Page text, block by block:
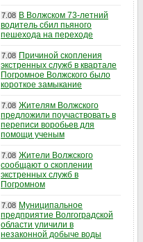
7.08 В Волжском 73-летний
водитель сбил пьяного
пешехода на переходе
7.08 Причиной скопления
экстренных служб в квартале
Погромное Волжского было
короткое замыкание
7.08 Жителям Волжского
предложили поучаствовать в
переписи воробьев для
помощи ученым
7.08 Жители Волжского
сообщают о скоплении
экстренных служб в
Погромном
7.08 Муниципальное
предприятие Волгоградской
области уличили в
незаконной добыче воды